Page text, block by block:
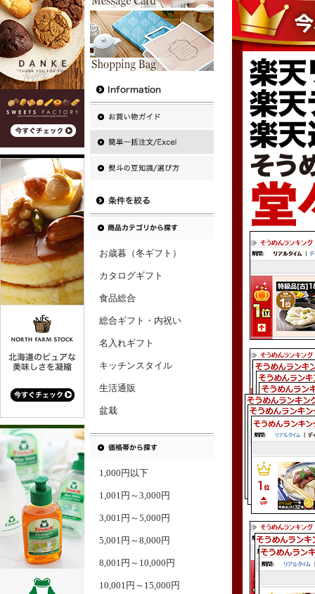
お歳暮（冬ギフト）
カタログギフト
食品総合
総合ギフト・内祝い
名入れギフト
キッチンスタイル
生活通販
盆栽
1,000円以下
1,001円～3,000円
3,001円～5,000円
5,001円～8,000円
8,001円～10,000円
10,001円～15,000円